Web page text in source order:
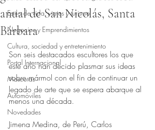
Estilo de vida, viajes y turismo
Negocios y Emprendimientos
Cultura, sociedad y entretenimiento
Portal Internacional
Mascotas
Automóviles
Novedades
anual de San Nicolás, Santa
Bárbara
Obtuvo NaN de 5 estrellas.
Son seis destacados escultores los que
este año han decido plasmar sus ideas
sobre mármol con el fin de continuar un
legado de arte que se espera abarque al
menos una década.
Jimena Medina, de Perú, Carlos